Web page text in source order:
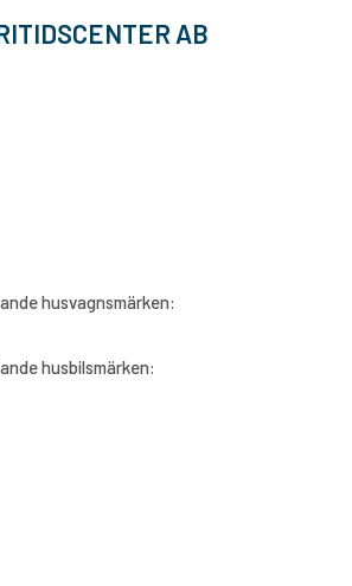
AB
husvagnsmärken:
husbilsmärken: